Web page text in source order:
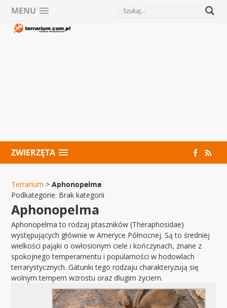
MENU
ZWIERZĘTA
Terrarium >Aphonopelma
Podkategorie: Brak kategorii
Aphonopelma
Aphonopelma to rodzaj ptaszników (Theraphosidae)
występujących głównie w Ameryce Północnej. Są to średniej
wielkości pająki o owłosionym ciele i kończynach, znane z
spokojnego temperamentu i popularności w hodowlach
terrarystycznych. Gatunki tego rodzaju charakteryzują się
wolnym tempem wzrostu oraz długim życiem.